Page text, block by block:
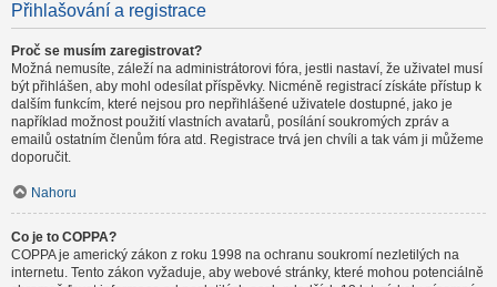
Přihlašování a registrace
Proč se musím zaregistrovat?
Možná nemusíte, záleží na administrátorovi fóra, jestli nastaví, že uživatel musí
být přihlášen, aby mohl odesílat příspěvky. Nicméně registrací získáte přístup k
dalším funkcím, které nejsou pro nepřihlášené uživatele dostupné, jako je
například možnost použití vlastních avatarů, posílání soukromých zpráv a
emailů ostatním členům fóra atd. Registrace trvá jen chvíli a tak vám ji můžeme
doporučit.
Nahoru
Co je to COPPA?
COPPA je americký zákon z roku 1998 na ochranu soukromí nezletilých na
internetu. Tento zákon vyžaduje, aby webové stránky, které mohou potenciálně